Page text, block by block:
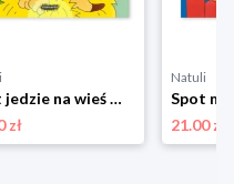
Spot jedzie na wieś Mamania
zł
Natuli
21.00 zł